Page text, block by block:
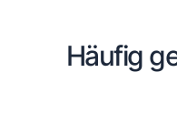
Häufig